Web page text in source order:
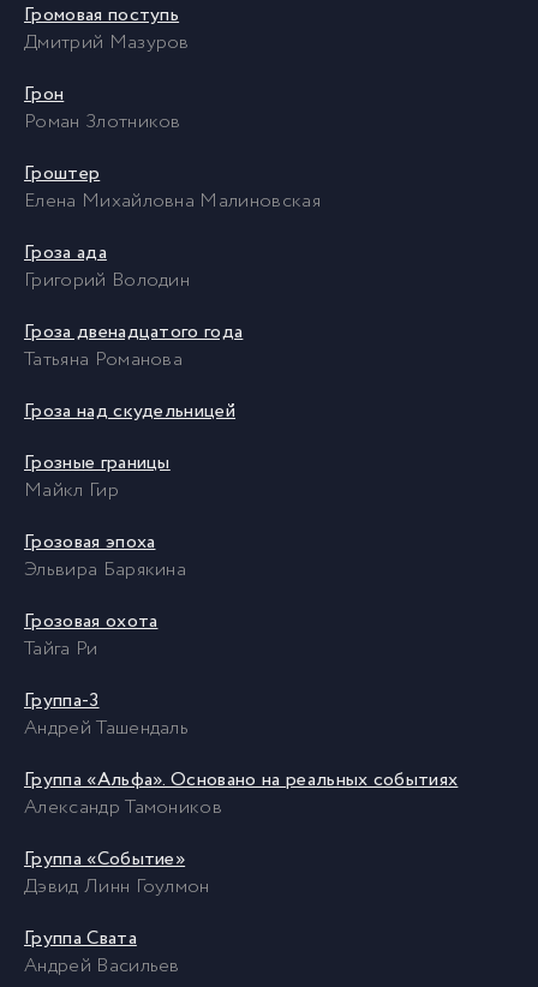
Громовая поступь
Дмитрий Мазуров
Грон
Роман Злотников
Гроштер
Елена Михайловна Малиновская
Гроза ада
Григорий Володин
Гроза двенадцатого года
Татьяна Романова
Гроза над скудельницей
Грозные границы
Майкл Гир
Грозовая эпоха
Эльвира Барякина
Грозовая охота
Тайга Ри
Группа-3
Андрей Ташендаль
Группа «Альфа». Основано на реальных событиях
Александр Тамоников
Группа «Событие»
Дэвид Линн Гоулмон
Группа Свата
Андрей Васильев